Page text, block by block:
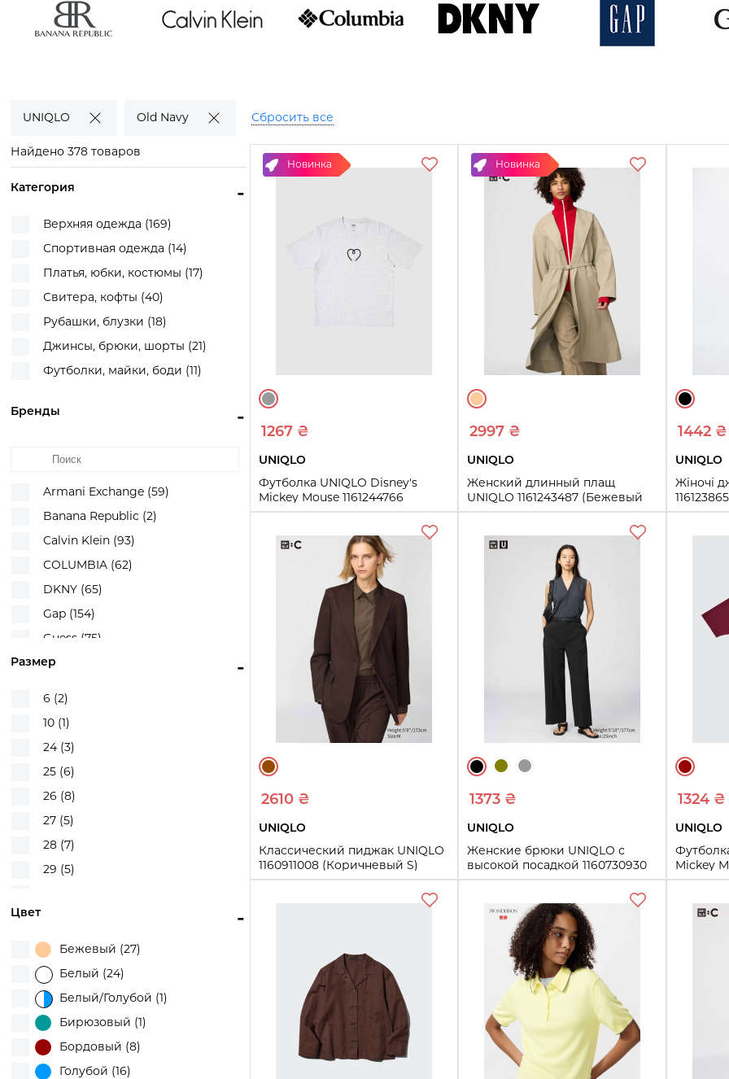
UNIQLO Old Navy Сбросить все
Найдено 378 товаров
-
Категория
Верхняя одежда (169)
Спортивная одежда (14)
Платья, юбки, костюмы (17)
Свитера, кофты (40)
Рубашки, блузки (18)
Джинсы, брюки, шорты (21)
Футболки, майки, боди (11)
-
Бренды
Armani Exchange (59)
Banana Republic (2)
Calvin Klein (93)
COLUMBIA (62)
DKNY (65)
Gap (154)
Guess (75)
Hugo Boss (1)
Zara (2)
-
Размер
6 (2)
10 (1)
24 (3)
25 (6)
26 (8)
27 (5)
28 (7)
29 (5)
XXS (1)
XS (63)
S (110)
M (123)
L (124)
XL (107)
-
Цвет
Бежевый (27)
Белый (24)
Белый/Голубой (1)
Бирюзовый (1)
Бордовый (8)
Голубой (16)
Новинка
1267 ₴
UNIQLO
Футболка UNIQLO Disney's
Mickey Mouse 1161244766
(Серый XL)
XL
Купить
Новинка
2997 ₴
UNIQLO
Женский длинный плащ
UNIQLO 1161243487 (Бежевый
M)
Купить
1442 ₴
UNIQLO
Жіночі
2610 ₴
UNIQLO
Классический пиджак UNIQLO
1160911008 (Коричневый S)
1373 ₴
UNIQLO
Женские брюки UNIQLO с
высокой посадкой 1160730930
(Черный 6)
Купить
1324 ₴
UNIQLO
Mickey
XL